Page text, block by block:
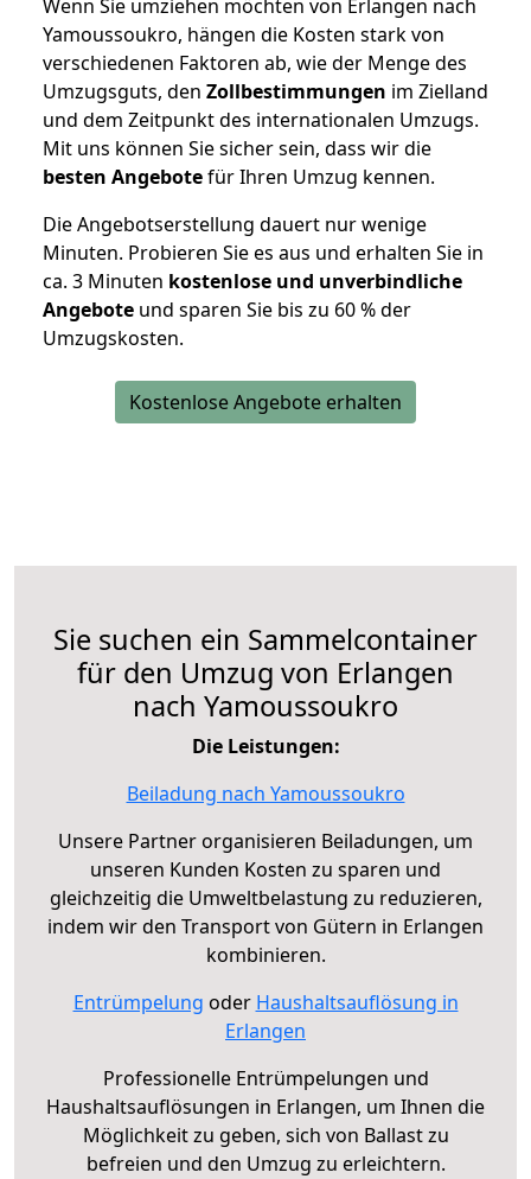
Wenn Sie umziehen möchten von Erlangen nach
Yamoussoukro, hängen die Kosten stark von
verschiedenen Faktoren ab, wie der Menge des
Umzugsguts, den Zollbestimmungen im Zielland
und dem Zeitpunkt des internationalen Umzugs.
Mit uns können Sie sicher sein, dass wir die
besten Angebotefür Ihren Umzug kennen.
Die Angebotserstellung dauert nur wenige
Minuten. Probieren Sie es aus und erhalten Sie in
ca. 3 Minuten kostenlose und unverbindliche
Angebote und sparen Sie bis zu 60 % der
Umzugskosten.
Kostenlose Angebote erhalten
Sie suchen ein Sammelcontainer
für den Umzug von Erlangen
nach Yamoussoukro
Die Leistungen:
Beiladung nach Yamoussoukro
Unsere Partner organisieren Beiladungen, um
unseren Kunden Kosten zu sparen und
gleichzeitig die Umweltbelastung zu reduzieren,
indem wir den Transport von Gütern in Erlangen
kombinieren.
Entrümpelung oder Haushaltsauflösung in
Erlangen
Professionelle Entrümpelungen und
Haushaltsauflösungen in Erlangen, um Ihnen die
Möglichkeit zu geben, sich von Ballast zu
befreien und den Umzug zu erleichtern.